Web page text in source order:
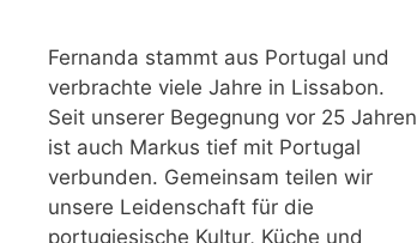
Fernanda stammt aus Portugal und
verbrachte viele Jahre in Lissabon.
Seit unserer Begegnung vor 25 Jahren
ist auch Markus tief mit Portugal
verbunden. Gemeinsam teilen wir
unsere Leidenschaft für die
portugiesische Kultur, Küche und